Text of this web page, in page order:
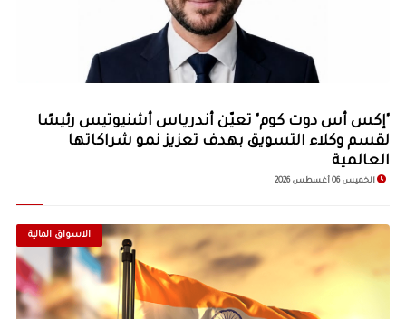
© Image Copyrights Title
"إكس أس دوت كوم" تعيّن أندرياس أشنيوتيس رئيسًا
لقسم وكلاء التسويق بهدف تعزيز نمو شراكاتها
العالمية
الخميس 06 أغسطس 2026
الاسواق المالية